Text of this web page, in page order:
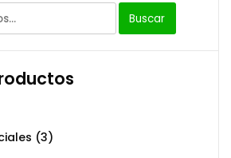
Buscar
(3)